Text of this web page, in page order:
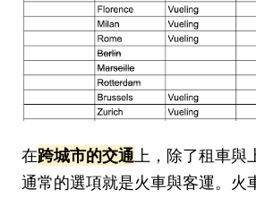
在跨城市的交通上，除了租車與
通常的選項就是火車與客運。火